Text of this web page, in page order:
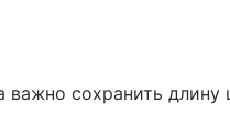
важно сохранить длину